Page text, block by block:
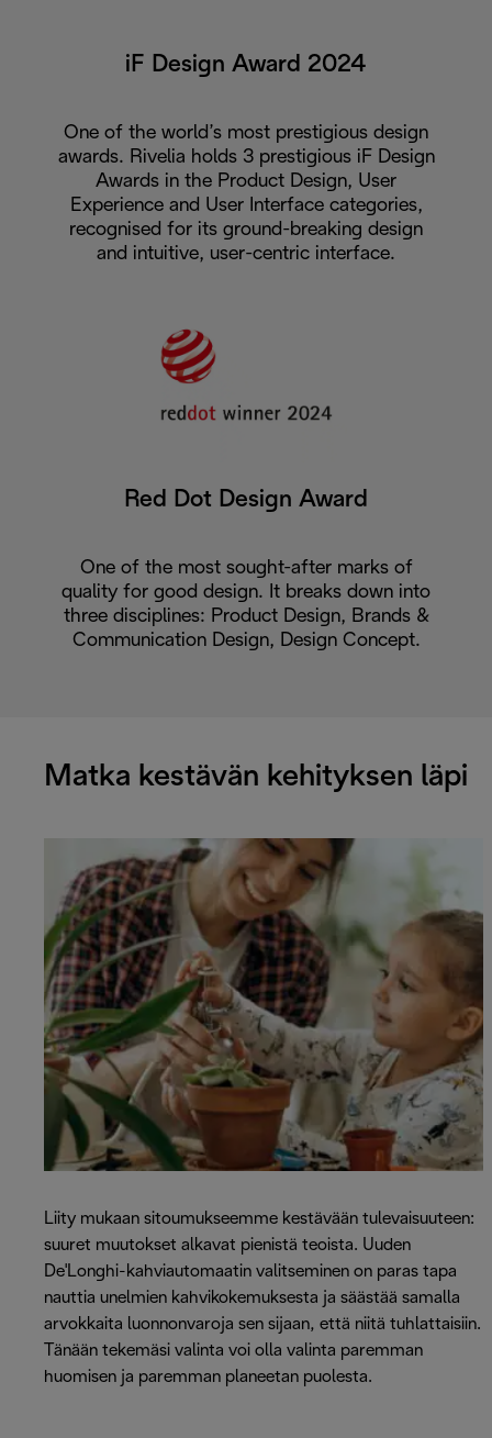
iF Design Award 2024
One of the world’s most prestigious design
awards. Rivelia holds 3 prestigious iF Design
Awards in the Product Design, User
Experience and User Interface categories,
recognised for its ground-breaking design
and intuitive, user-centric interface.
Red Dot Design Award
One of the most sought-after marks of
quality for good design. It breaks down into
three disciplines: Product Design, Brands &
Communication Design, Design Concept.
Matka kestävän kehityksen läpi
Liity mukaan sitoumukseemme kestävään tulevaisuuteen:
suuret muutokset alkavat pienistä teoista. Uuden
De'Longhi-kahviautomaatin valitseminen on paras tapa
nauttia unelmien kahvikokemuksesta ja säästää samalla
arvokkaita luonnonvaroja sen sijaan, että niitä tuhlattaisiin.
Tänään tekemäsi valinta voi olla valinta paremman
huomisen ja paremman planeetan puolesta.